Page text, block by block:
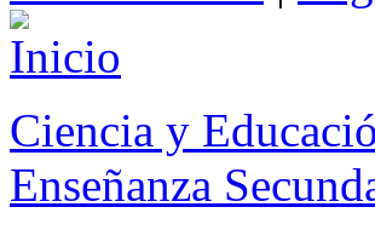
Ciencia y
Enseñanza